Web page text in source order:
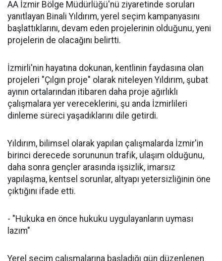
AA İzmir Bölge Müdürlüğü'nü ziyaretinde soruları
yanıtlayan Binali Yıldırım, yerel seçim kampanyasını
başlattıklarını, devam eden projelerinin olduğunu, yeni
projelerin de olacağını belirtti.
İzmirli'nin hayatına dokunan, kentlinin faydasına olan
projeleri "Çılgın proje" olarak niteleyen Yıldırım, şubat
ayının ortalarından itibaren daha proje ağırlıklı
çalışmalara yer vereceklerini, şu anda İzmirlileri
dinleme süreci yaşadıklarını dile getirdi.
Yıldırım, bilimsel olarak yapılan çalışmalarda İzmir'in
birinci derecede sorununun trafik, ulaşım olduğunu,
daha sonra gençler arasında işsizlik, imarsız
yapılaşma, kentsel sorunlar, altyapı yetersizliğinin öne
çıktığını ifade etti.
- "Hukuka en önce hukuku uygulayanların uyması
lazım"
Yerel seçim çalışmalarına başladığı gün düzenlenen